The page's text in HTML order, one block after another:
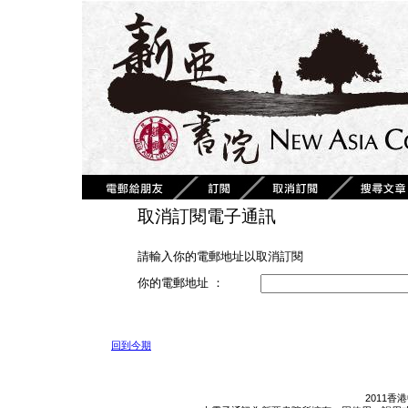
取消訂閱電子通訊
請輸入你的電郵地址以取消訂閱
你的電郵地址 ：
回到今期
2011香